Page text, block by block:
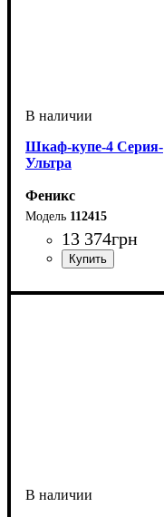
Шкаф-купе-4 Серия-
Ультра
Феникс
112415
13 374грн